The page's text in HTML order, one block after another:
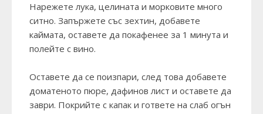
Нарежете лука, целината и морковите много
ситно. Запържете със зехтин, добавете
каймата, оставете да покафенее за 1 минута и
полейте с вино.
Оставете да се поизпари, след това добавете
доматеното пюре, дафинов лист и оставете да
заври. Покрийте с капак и гответе на слаб огън